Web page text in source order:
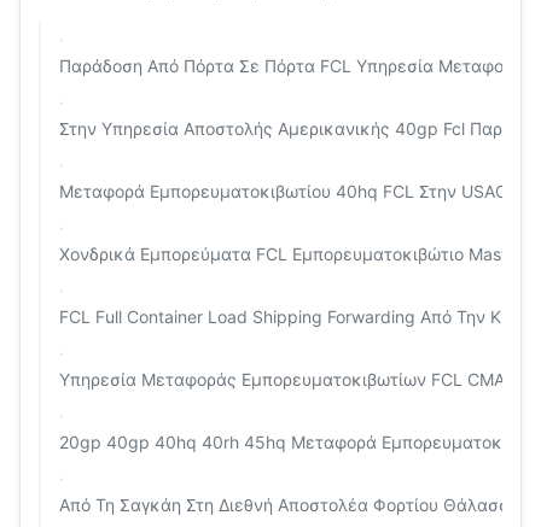
Παράδοση Από Πόρτα Σε Πόρτα FCL Υπηρεσία
Στην Υπηρεσία Αποστολής Αμερικανικής 40gp Fcl
Μεταφορά Εμπορευματοκιβωτίου 40hq FCL Στην
Χονδρικά Εμπορεύματα FCL Εμπορευματοκιβώτιο
FCL Full Container Load Shipping Forwarding Από Την Κίνα
Υπηρεσία Μεταφοράς Εμπορευματοκιβωτίων FCL CMA
20gp 40gp 40hq 40rh 45hq Μεταφορά
Από Τη Σαγκάη Στη Διεθνή Αποστολέα Φορτίου Θάλασσας